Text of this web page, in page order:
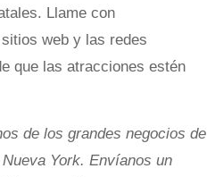
Llame con
web y las redes
que las atracciones estén
de los grandes negocios de
York. Envíanos un